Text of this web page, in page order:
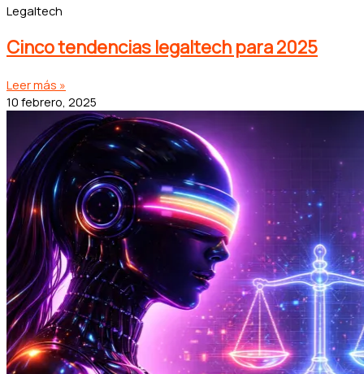
Legaltech
Cinco tendencias legaltech para 2025
Leer más »
10 febrero, 2025